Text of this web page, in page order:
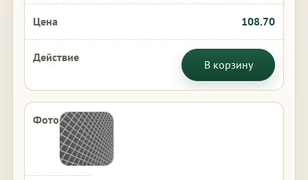
108.70
В корзину